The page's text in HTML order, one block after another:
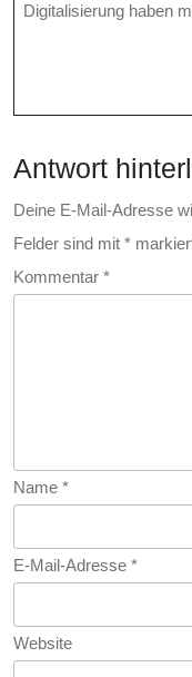
Digitalisierung haben
Antwort
Deine E-Mail-Adresse
Felder sind mit *
Kommentar *
Name *
E-Mail-Adresse *
Website